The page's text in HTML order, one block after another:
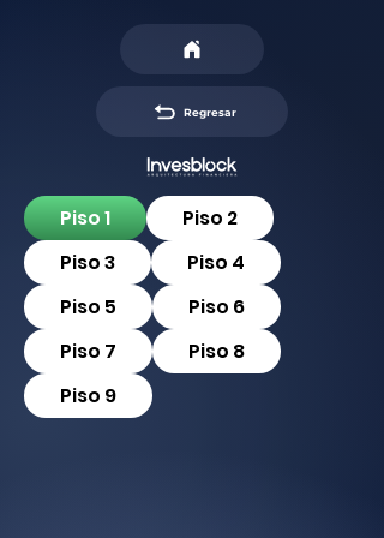
Regresar
Piso 1
Piso 2
Piso 3
Piso 4
Piso 5
Piso 6
Piso 7
Piso 8
Piso 9